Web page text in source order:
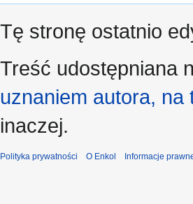
Tę stronę ostatnio
Treść udostępniana
uznaniem autora,
inaczej.
Polityka prywatności O Enkol Informacje